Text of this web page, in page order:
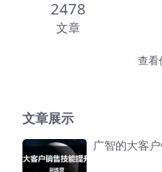
2478
文章
查看
文章展示
广智的大客